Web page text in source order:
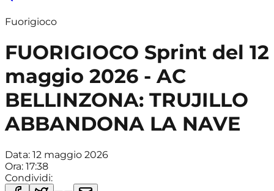
Fuorigioco
FUORIGIOCO Sprint del 12
maggio 2026 - AC
BELLINZONA: TRUJILLO
ABBANDONA LA NAVE
Data: 12 maggio 2026
Ora: 17:38
Condividi: